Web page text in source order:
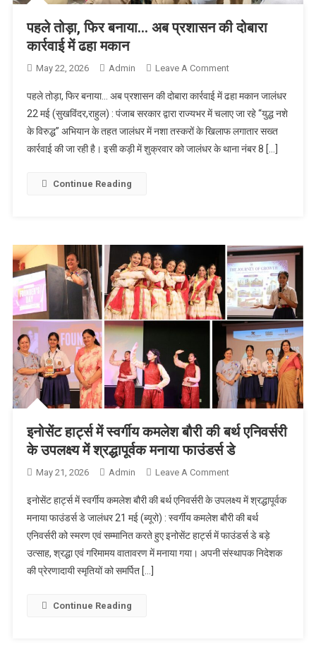
पहले तोड़ा, फिर बनाया… अब प्रशासन की दोबारा
कार्रवाई में ढहा मकान
May 22, 2026 Admin Leave A CommentOn पहले तोड़ा, फिर
की दोबारा कार्रवाई में
ढहा मकान
पहले तोड़ा, फिर बनाया… अब प्रशासन की दोबारा कार्रवाई में ढहा मकान जालंधर
22 मई (सुखविंदर,राहुल) : पंजाब सरकार द्वारा राज्यभर में चलाए जा रहे “युद्ध नशे
के विरुद्ध” अभियान के तहत जालंधर में नशा तस्करों के खिलाफ लगातार सख्त
कार्रवाई की जा रही है। इसी कड़ी में शुक्रवार को जालंधर के थाना नंबर 8 […]
Continue Reading
इनोसेंट हार्ट्स में स्वर्गीय कमलेश बौरी की बर्थ एनिवर्सरी
के उपलक्ष्य में श्रद्धापूर्वक मनाया फाउंडर्स डे
May 21, 2026 Admin Leave A CommentOn इनोसेंट हार्ट्स में
बर्थ एनिवर्सरी के
उपलक्ष्य में श्रद्धापूर्वक
मनाया फाउंडर्स डे
इनोसेंट हार्ट्स में स्वर्गीय कमलेश बौरी की बर्थ एनिवर्सरी के उपलक्ष्य में श्रद्धापूर्वक
मनाया फाउंडर्स डे जालंधर 21 मई (ब्यूरो) : स्वर्गीय कमलेश बौरी की बर्थ
एनिवर्सरी को स्मरण एवं सम्मानित करते हुए इनोसेंट हार्ट्स में फाउंडर्स डे बड़े
उत्साह, श्रद्धा एवं गरिमामय वातावरण में मनाया गया। अपनी संस्थापक निदेशक
की प्रेरणादायी स्मृतियों को समर्पित […]
Continue Reading